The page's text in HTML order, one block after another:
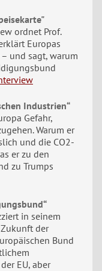
ordnet Prof.
Europas
und sagt, warum
Industrien“
Gefahr,
Warum er
und die CO2-
er zu den
zu Trumps
in seinem
der
Bund
EU, aber